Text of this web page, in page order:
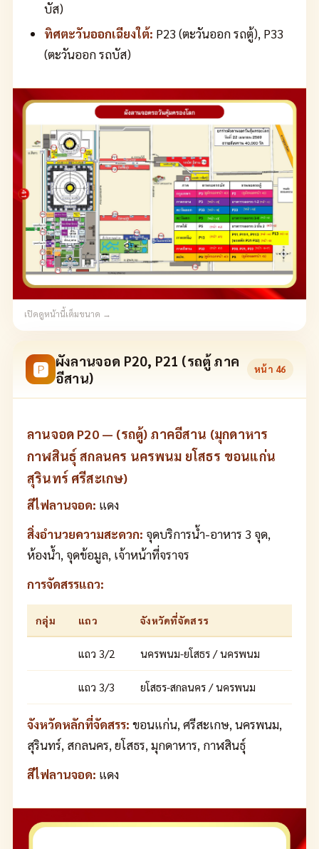
บัส)
ทิศตะวันออกเฉียงใต้: P23 (ตะวันออก รถตู้), P33
(ตะวันออก รถบัส)
เปิดดูหน้านี้เต็มขนาด →
🅿 ผังลานจอด P20, P21 (รถตู้ ภาค
อีสาน)
หน้า 46
ลานจอด P20 — (รถตู้) ภาคอีสาน (มุกดาหาร
กาฬสินธุ์ สกลนคร นครพนม ยโสธร ขอนแก่น
สุรินทร์ ศรีสะเกษ)
สีไฟลานจอด: แดง
สิ่งอำนวยความสะดวก: จุดบริการน้ำ-อาหาร 3 จุด,
ห้องน้ำ, จุดข้อมูล, เจ้าหน้าที่จราจร
การจัดสรรแถว:
กลุ่ม แถว จังหวัดที่จัดสรร
แถว 3/2 นครพนม-ยโสธร / นครพนม
แถว 3/3 ยโสธร-สกลนคร / นครพนม
จังหวัดหลักที่จัดสรร: ขอนแก่น, ศรีสะเกษ, นครพนม,
สุรินทร์, สกลนคร, ยโสธร, มุกดาหาร, กาฬสินธุ์
สีไฟลานจอด: แดง